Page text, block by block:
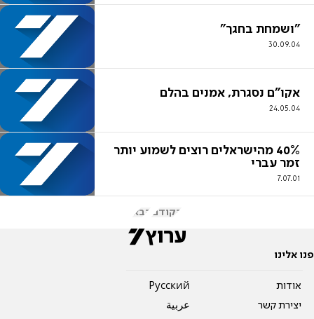
"ושמחת בחגך"
30.09.04
אקו"ם נסגרת, אמנים בהלם
24.05.04
40% מהישראלים רוצים לשמוע יותר
זמר עברי
7.07.01
הקודם הבא
פנו אלינו
אודות
יצירת קשר
Pусский
عربية